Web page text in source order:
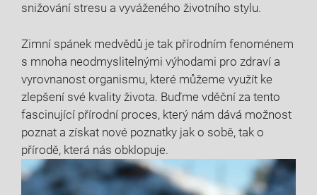
snižování stresu a vyváženého životního stylu.
Zimní spánek medvědů je tak přírodním‍ fenoménem
s⁢ mnoha neodmyslitelnými výhodami pro zdraví a
vyrovnanost organismu, které můžeme využít ke
zlepšení své kvality života. Buďme vděční za tento
fascinující přírodní proces, který nám dává možnost
poznat⁣ a získat nové poznatky jak o​ sobě, tak o
přírodě, která nás obklopuje.